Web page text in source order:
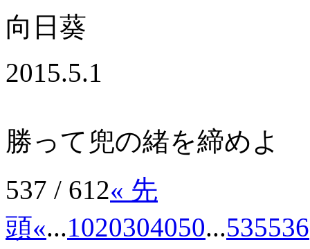
向日葵
2015.5.1
勝って兜の緒を締めよ
537 / 612« 先
頭«...1020304050...535536